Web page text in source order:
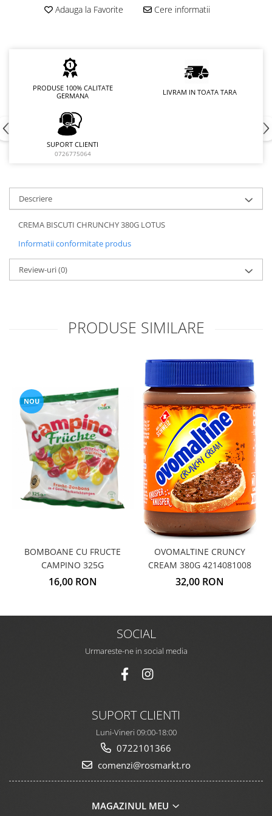
Adauga la Favorite Cere informatii
PRODUSE 100% CALITATE
GERMANA
LIVRAM IN TOATA TARA
SUPORT CLIENTI
0726775064
Descriere
CREMA BISCUTI CHRUNCHY 380G LOTUS
Informatii conformitate produs
Review-uri(0)
PRODUSE SIMILARE
NOU
BOMBOANE CU FRUCTE
CAMPINO 325G
16,00 RON
OVOMALTINE CRUNCY
CREAM 380G 4214081008
32,00 RON
SOCIAL
Urmareste-ne in social media
SUPORT CLIENTI
Luni-Vineri 09:00-18:00
0722101366
comenzi@rosmarkt.ro
MAGAZINUL MEU